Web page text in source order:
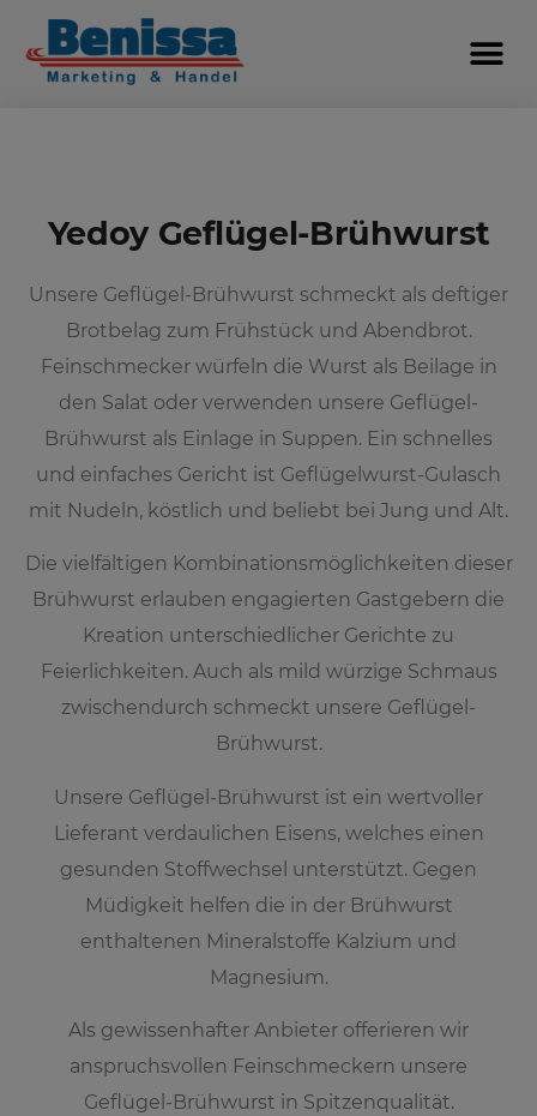
Yedoy Geflügel-Brühwurst
Unsere Geflügel-Brühwurst schmeckt als deftiger
Brotbelag zum Frühstück und Abendbrot.
Feinschmecker würfeln die Wurst als Beilage in
den Salat oder verwenden unsere Geflügel-
Brühwurst als Einlage in Suppen. Ein schnelles
und einfaches Gericht ist Geflügelwurst-Gulasch
mit Nudeln, köstlich und beliebt bei Jung und Alt.
Die vielfältigen Kombinationsmöglichkeiten dieser
Brühwurst erlauben engagierten Gastgebern die
Kreation unterschiedlicher Gerichte zu
Feierlichkeiten. Auch als mild würzige Schmaus
zwischendurch schmeckt unsere Geflügel-
Brühwurst.
Unsere Geflügel-Brühwurst ist ein wertvoller
Lieferant verdaulichen Eisens, welches einen
gesunden Stoffwechsel unterstützt. Gegen
Müdigkeit helfen die in der Brühwurst
enthaltenen Mineralstoffe Kalzium und
Magnesium.
Als gewissenhafter Anbieter offerieren wir
anspruchsvollen Feinschmeckern unsere
Geflügel-Brühwurst in Spitzenqualität.